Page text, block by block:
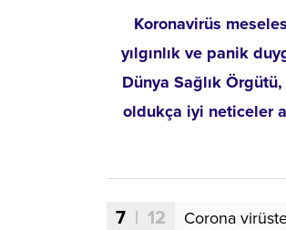
Koronavirüs
yılgınlık ve panik
Dünya Sağlık
oldukça iyi neticeler
7 | 12 Corona